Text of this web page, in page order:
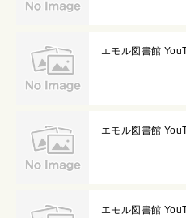
エモル図書館
エモル図書館
エモル図書館